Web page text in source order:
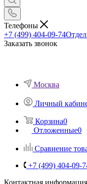
Телефоны
+7 (499) 404-09-74
Заказать звонок
Москва
Личный
Корзина0
Отложенные0
Сравнение
+7 (499) 404-09-
Контактная информация